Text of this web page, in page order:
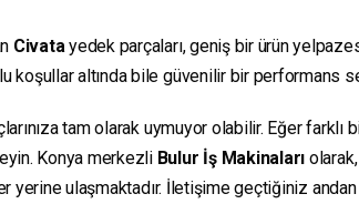
Civata yedek parçaları, geniş bir ürün
koşullar altında bile güvenilir bir performans
tam olarak uymuyor olabilir. Eğer
Konya merkezli Bulur İş Makinaları
her yerine ulaşmaktadır. İletişime geçtiğiniz